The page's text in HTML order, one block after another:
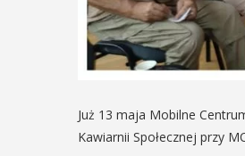
Już 13 maja Mobilne
Kawiarnii Społecznej przy